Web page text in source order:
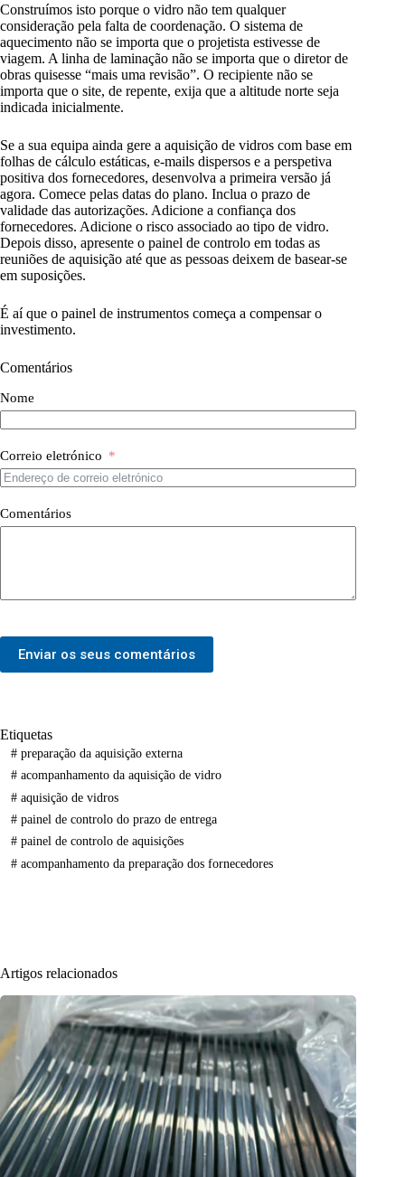
Construímos isto porque o vidro não tem qualquer
consideração pela falta de coordenação. O sistema de
aquecimento não se importa que o projetista estivesse de
viagem. A linha de laminação não se importa que o diretor de
obras quisesse “mais uma revisão”. O recipiente não se
importa que o site, de repente, exija que a altitude norte seja
indicada inicialmente.
Se a sua equipa ainda gere a aquisição de vidros com base em
folhas de cálculo estáticas, e-mails dispersos e a perspetiva
positiva dos fornecedores, desenvolva a primeira versão já
agora. Comece pelas datas do plano. Inclua o prazo de
validade das autorizações. Adicione a confiança dos
fornecedores. Adicione o risco associado ao tipo de vidro.
Depois disso, apresente o painel de controlo em todas as
reuniões de aquisição até que as pessoas deixem de basear-se
em suposições.
É aí que o painel de instrumentos começa a compensar o
investimento.
Comentários
Nome
Correio eletrónico
Comentários
Enviar os seus comentários
Etiquetas
#preparação da aquisição externa
#acompanhamento da aquisição de vidro
#aquisição de vidros
#painel de controlo do prazo de entrega
#painel de controlo de aquisições
#acompanhamento da preparação dos fornecedores
Artigos relacionados